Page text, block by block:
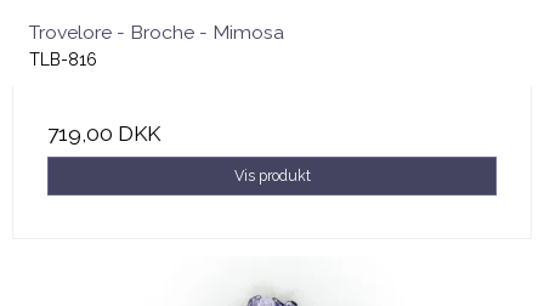
Trovelore - Broche - Mimosa
TLB-816
719,00 DKK
Vis produkt